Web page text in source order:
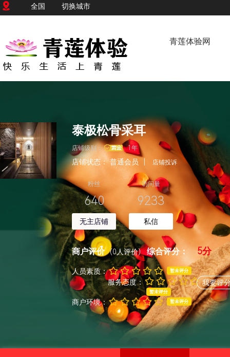
全国 切换城市
青莲体验网
泰极松骨采耳
店铺级别： 1年
店铺状态：普通会员 店铺投诉
粉丝
640
无主店铺
访问量
9233
私信
商户评价 (0人评价)综合评分： 5分
人员素质： 暂未评分
服务态度：
暂未评分
商户环境： 暂未评分
我要评